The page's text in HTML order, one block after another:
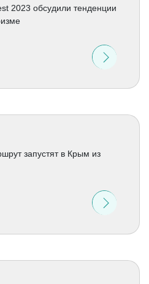
2023 обсудили тенденции
запустят в Крым из